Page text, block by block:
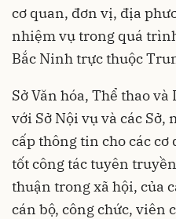
cơ quan, đơn vị, địa
nhiệm vụ trong quá
Bắc Ninh trực thuộc
Sở Văn hóa, Thể thao
với Sở Nội vụ và các
cấp thông tin cho các
tốt công tác tuyên
thuận trong xã hội, của
cán bộ, công chức, viên